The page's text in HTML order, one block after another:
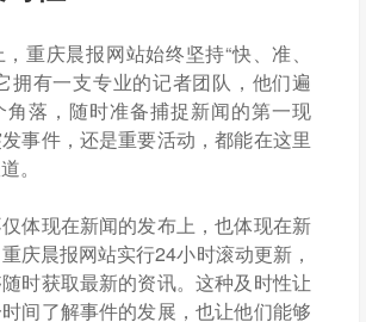
重庆晨报网站始终坚持“快、准、
拥有一支专业的记者团队，他们遍
角落，随时准备捕捉新闻的第一现
事件，还是重要活动，都能在这里
。
体现在新闻的发布上，也体现在新
庆晨报网站实行24小时滚动更新，
时获取最新的资讯。这种及时性让
间了解事件的发展，也让他们能够